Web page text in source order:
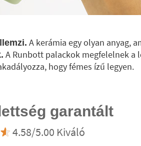
A kerámia egy olyan anyag,
A Runbott palackok megfelelnek a
hogy fémes ízű legyen.
garantált
4.58/5.00 Kiváló